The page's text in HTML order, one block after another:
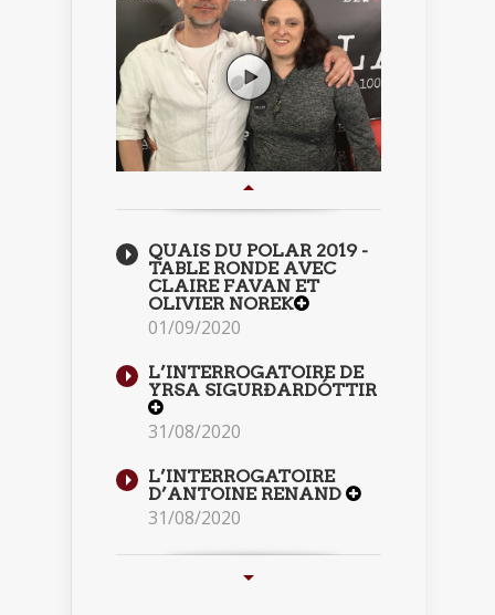
QUAIS DU POLAR 2019 -
TABLE RONDE AVEC
CLAIRE FAVAN ET
OLIVIER NOREK
01/09/2020
L’INTERROGATOIRE DE
YRSA SIGURÐARDÓTTIR
31/08/2020
L’INTERROGATOIRE
D’ANTOINE RENAND
31/08/2020